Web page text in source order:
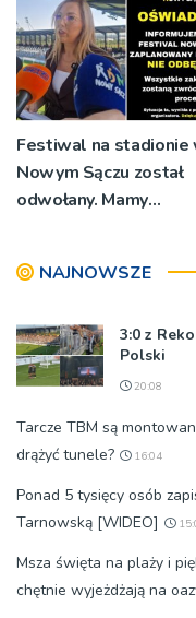
Festiwal na stadionie
Nowym Sączu został
odwołany. Mamy
NAJNOWSZE
3:0 z
Polski
20:08
Tarcze TBM są
drążyć tunele?
16:04
Ponad 5 tysięcy osób
Tarnowską [WIDEO]
Msza święta na plaży i
chętnie wyjeżdżają na